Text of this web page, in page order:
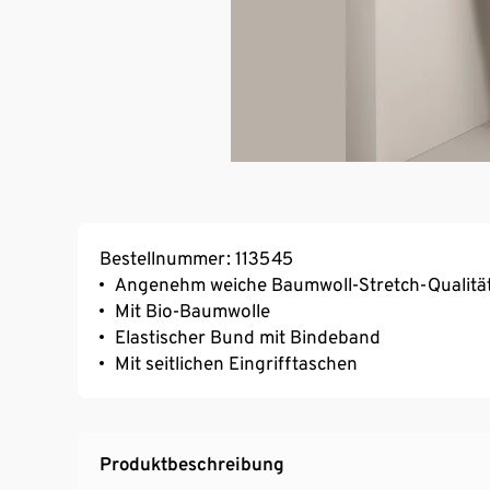
Bestellnummer: 113545
Angenehm weiche Baumwoll-Stretch-
Mit Bio-Baumwolle
Elastischer Bund mit Bindeband
Mit seitlichen Eingrifftaschen
Produktbeschreibung